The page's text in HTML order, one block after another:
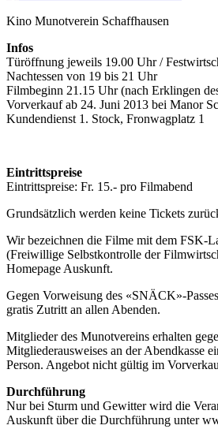
Kino Munotverein Schaffhausen
Infos
Türöffnung jeweils 19.00 Uhr /
Nachtessen von 19 bis 21 Uhr
Filmbeginn 21.15 Uhr (nach Erklingen
Vorverkauf ab 24. Juni 2013 bei Manor
Kundendienst 1. Stock, Fronwagplatz 1
Eintrittspreise
Eintrittspreise: Fr. 15.- pro Filmabend
Grundsätzlich werden keine Tickets
Wir bezeichnen die Filme mit dem FSK-
(Freiwillige Selbstkontrolle der
Homepage Auskunft.
Gegen Vorweisung des «SNÄCK»-
gratis Zutritt an allen Abenden.
Mitglieder des Munotvereins erhalten
Mitgliederausweises an der Abendkasse
Person. Angebot nicht gültig im
Durchführung
Nur bei Sturm und Gewitter wird die
Auskunft über die Durchführung unter